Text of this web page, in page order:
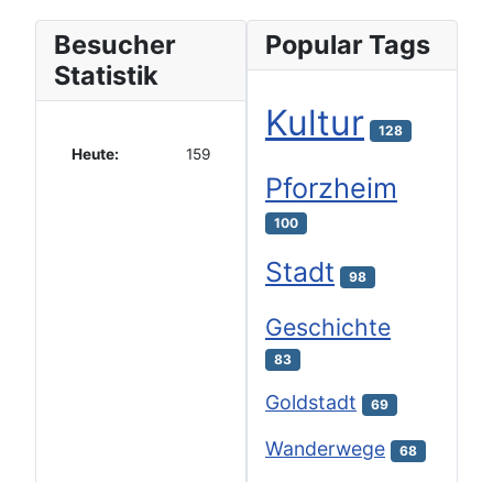
Besucher
Statistik
Heute: 159
Popular Tags
Kultur 128
Pforzheim
100
Stadt 98
Geschichte
83
Goldstadt 69
Wanderwege 68